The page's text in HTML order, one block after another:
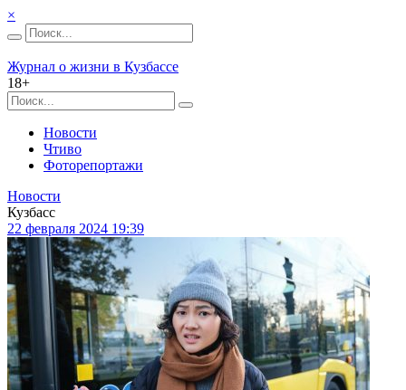
×
Журнал о жизни в Кузбассе
18+
Новости
Чтиво
Фоторепортажи
Новости
Кузбасс
22 февраля 2024 19:39